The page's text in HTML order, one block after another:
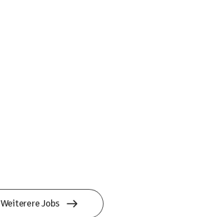
Weiterere Jobs